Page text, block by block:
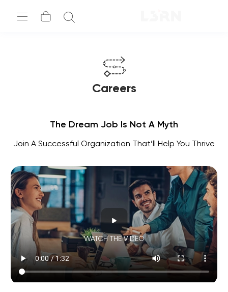
Careers
The Dream Job Is Not A Myth
Join A Successful Organization That’ll Help You Thrive
WATCH THE VIDEO